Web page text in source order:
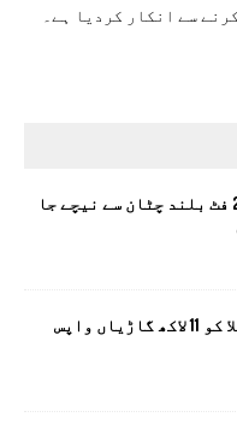
سے انکار کردیا ہے۔
امریکہ: ٹیسلا کار 250 فٹ بلند چٹان سے نیچے جا
سسٹم میں خرابی، ٹیسلا کو 11 لاکھ گاڑیاں واپس